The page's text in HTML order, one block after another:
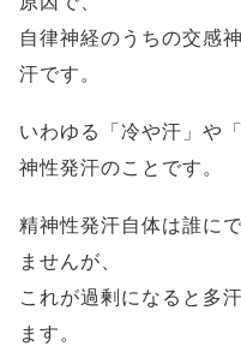
自律神経のうちの交感
汗です。
いわゆる「冷や汗」や
神性発汗のことです。
精神性発汗自体は誰に
ませんが、
これが過剰になると多
ます。